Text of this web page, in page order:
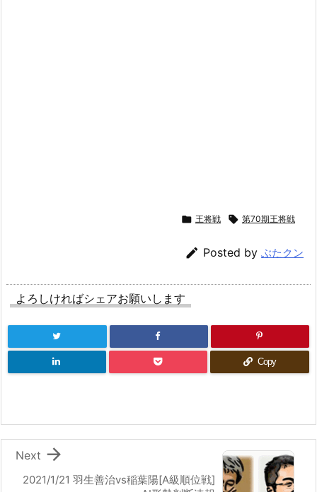
 王将戦  第70期王将戦
 Posted by ぶたクン
よろしければシェアお願いします
Copy
2021/1/21 羽生善治vs稲葉陽[A級順位戦]

Next